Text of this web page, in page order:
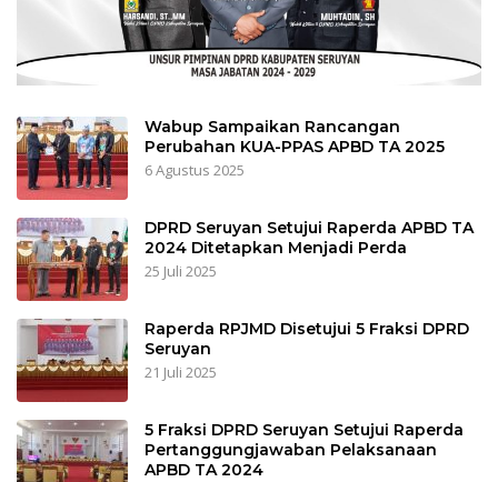
Wabup Sampaikan Rancangan
Perubahan KUA-PPAS APBD TA 2025
6 Agustus 2025
DPRD Seruyan Setujui Raperda APBD TA
2024 Ditetapkan Menjadi Perda
25 Juli 2025
Raperda RPJMD Disetujui 5 Fraksi DPRD
Seruyan
21 Juli 2025
5 Fraksi DPRD Seruyan Setujui Raperda
Pertanggungjawaban Pelaksanaan
APBD TA 2024